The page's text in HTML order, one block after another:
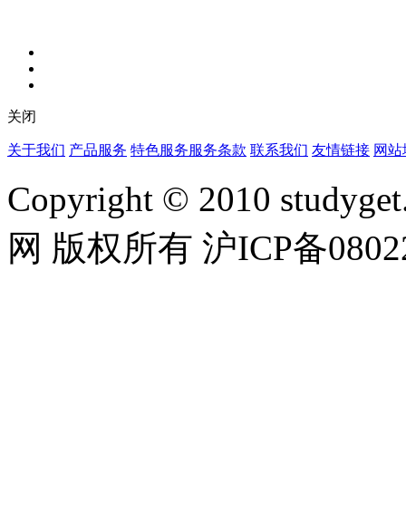
关闭
关于我们 产品服务 特色服务服务条款 联系我们 友情链接 网
Copyright © 2010
网 版权所有 沪ICP备